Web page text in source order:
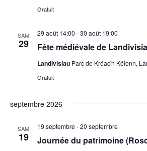
Gratuit
SAM
29 Fête médiévale de
29 août 14:00 -30 août 19:00
Landivisiau Parc de Kréac'h Kélenn,
Gratuit
septembre 2026
SAM
19 Journée du patrimoine
19 septembre -20 septembre